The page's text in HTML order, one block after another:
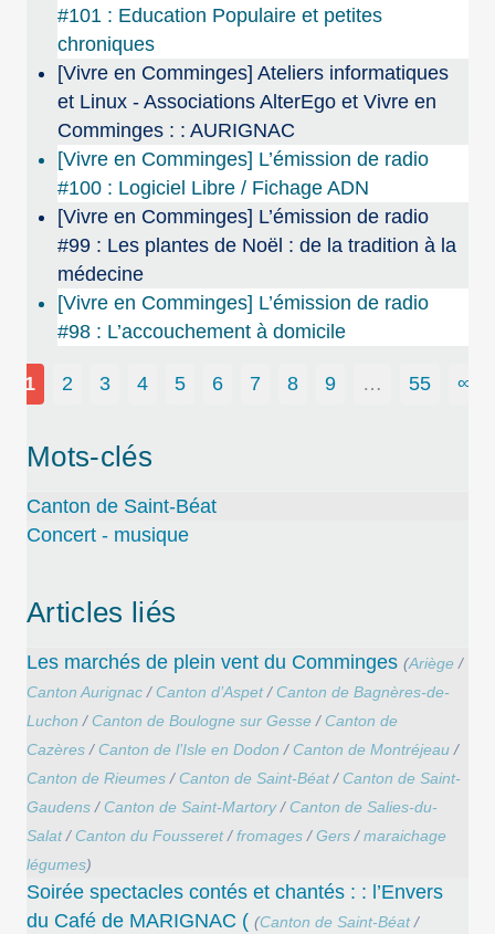
#101 : Education Populaire et petites
chroniques
[Vivre en Comminges] Ateliers informatiques
et Linux - Associations AlterEgo et Vivre en
Comminges : : AURIGNAC
[Vivre en Comminges] L’émission de radio
#100 : Logiciel Libre / Fichage ADN
[Vivre en Comminges] L’émission de radio
#99 : Les plantes de Noël : de la tradition à la
médecine
[Vivre en Comminges] L’émission de radio
#98 : L’accouchement à domicile
1 2 3 4 5 6 7 8 9 … 55 ∞
Mots-clés
Canton de Saint-Béat
Concert - musique
Articles liés
Les marchés de plein vent du Comminges (Ariège/
Canton Aurignac/ Canton d’Aspet/ Canton de Bagnères-de-
Luchon / Canton de Boulogne sur Gesse/ Canton de
Cazères/ Canton de l’Isle en Dodon / Canton de Montréjeau/
Canton de Rieumes/ Canton de Saint-Béat/ Canton de Saint-
Gaudens/ Canton de Saint-Martory/ Canton de Salies-du-
Salat/ Canton du Fousseret/fromages/Gers/maraichage
légumes)
Soirée spectacles contés et chantés : : l’Envers
du Café de MARIGNAC ( (Canton de Saint-Béat/